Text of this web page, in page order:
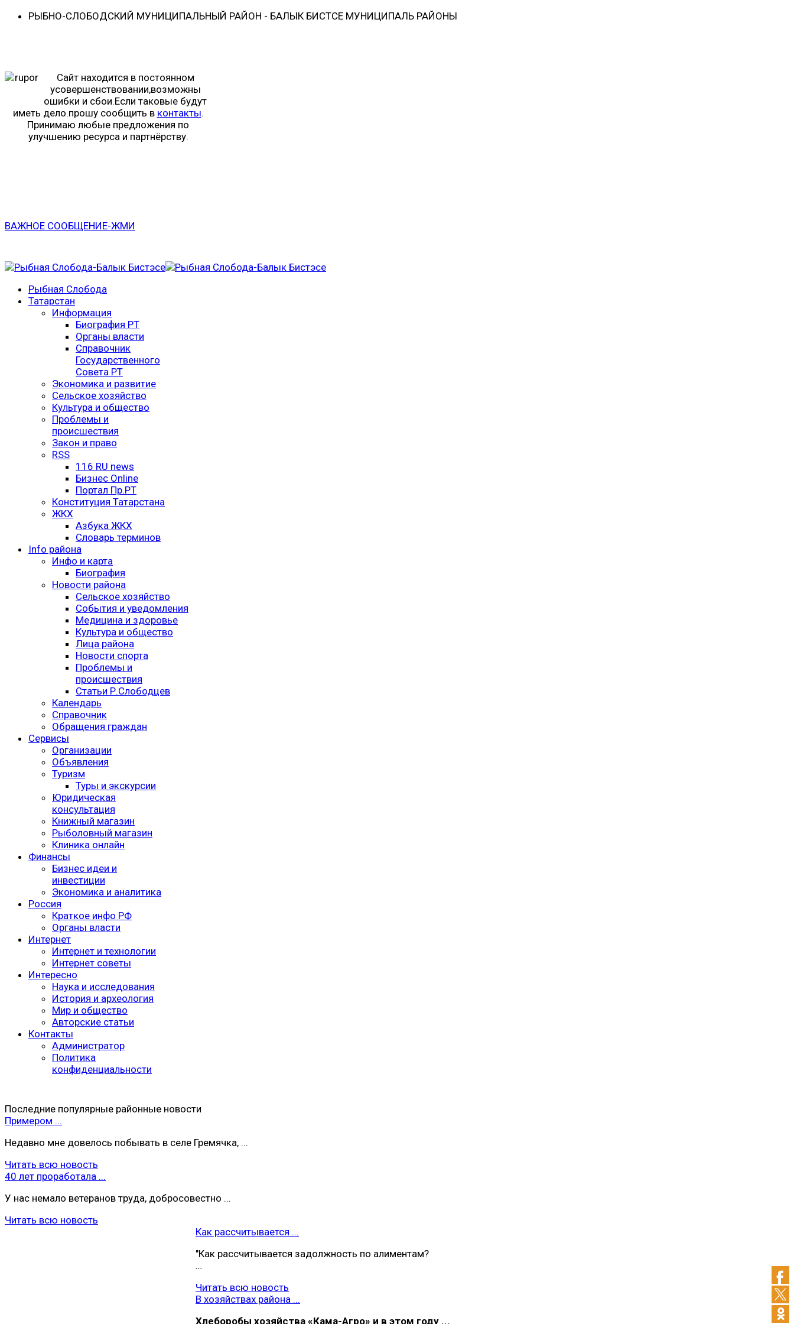
РЫБНО-CЛОБОДСКИЙ МУНИЦИПАЛЬНЫЙ РАЙОН - БАЛЫК БИСТӘСЕ МУНИЦИПАЛЬ РАЙОНЫ
Сайт находится в постоянном
усовершенствовании,возможны
ошибки и сбои.Если таковые будут
иметь дело.прошу сообщить в контакты.
Принимаю любые предложения по
улучшению ресурса и партнёрству.
ВАЖНОЕ СООБЩЕНИЕ-ЖМИ
Рыбная Слобода
Татарстан
Информация
Биография РТ
Органы власти
Справочник
Государственного
Совета РТ
Экономика и развитие
Сельское хозяйство
Культура и общество
Проблемы и
происшествия
Закон и право
RSS
116 RU news
Бизнес Online
Портал Пр.РТ
Конституция Татарстана
ЖКХ
Азбука ЖКХ
Словарь терминов
Info района
Инфо и карта
Биография
Новости района
Сельское хозяйство
События и уведомления
Медицина и здоровье
Культура и общество
Лица района
Новости спорта
Проблемы и
происшествия
Статьи Р.Слободцев
Календарь
Справочник
Обращения граждан
Сервисы
Организации
Объявления
Туризм
Туры и экскурсии
Юридическая
консультация
Книжный магазин
Рыболовный магазин
Клиника онлайн
Финансы
Бизнес идеи и
инвестиции
Экономика и аналитика
Россия
Краткое инфо РФ
Органы власти
Интернет
Интернет и технологии
Интернет советы
Интересно
Наука и исследования
История и археология
Мир и общество
Авторские статьи
Контакты
Администратор
Политика
конфиденциальности
Последние популярные районные новости
Примером ...
Недавно мне довелось побывать в селе Гремячка, ...
Читать всю новость
40 лет проработала ...
У нас немало ветеранов труда, добросовестно ...
Читать всю новость
Как рассчитывается ...
"Как рассчитывается задолжность по алиментам?
...
Читать всю новость
В хозяйствах района ...
Хлеборобы хoзяйства «Кама-Агро» и в этом году ...